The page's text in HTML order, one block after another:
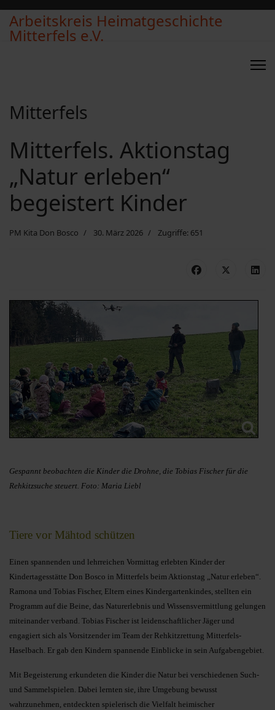
Arbeitskreis Heimatgeschichte
Mitterfels e.V.
Mitterfels
Mitterfels. Aktionstag
„Natur erleben“
begeistert Kinder
PM Kita Don Bosco 30. März 2026 Zugriffe: 651
Gespannt beobachten die Kinder die Drohne, die Tobias Fischer für die
Rehkitzsuche steuert. Foto: Maria Liebl
Tiere vor Mähtod schützen
Einen spannenden und lehrreichen Vormittag erlebten Kinder der
Kindertagesstätte Don Bosco in Mitterfels beim Aktionstag „Natur erleben“.
Ramona und Tobias Fischer, Eltern eines Kindergartenkindes, stellten ein
Programm auf die Beine, das Naturerlebnis und Wissensvermittlung gelungen
miteinander verband. Tobias Fischer ist leidenschaftlicher Jäger und
engagiert sich als Vorsitzender im Team der Rehkitzrettung Mitterfels-
Haselbach. Er gab den Kindern spannende Einblicke in sein Aufgabengebiet.
Mit Begeisterung erkundeten die Kinder die Natur bei verschiedenen Such-
und Sammelspielen. Dabei lernten sie, ihre Umgebung bewusst
wahrzunehmen, entdeckten spielerisch die Vielfalt heimischer